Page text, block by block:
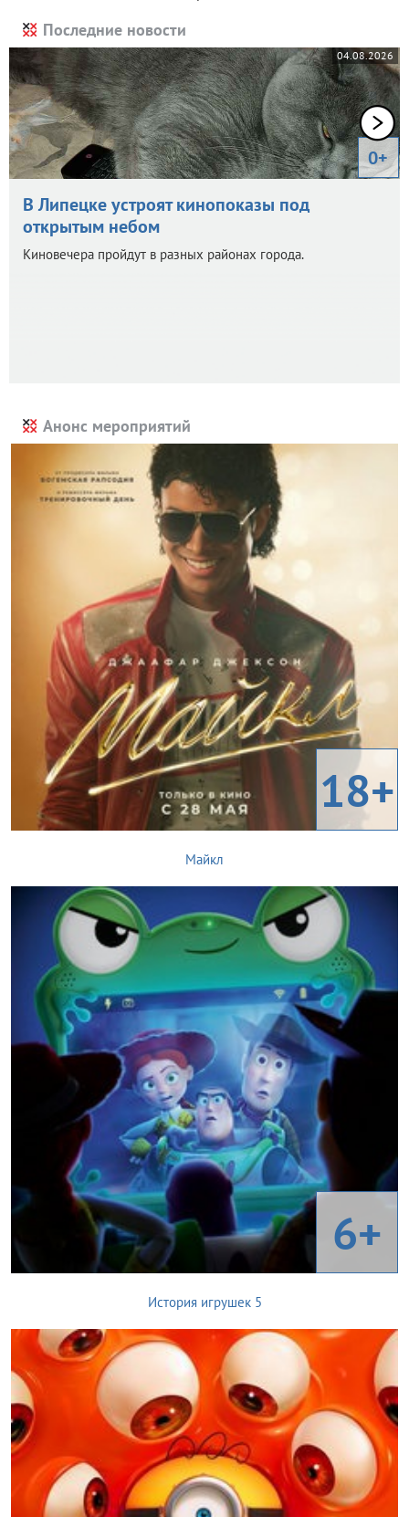
Последние новости
04.08.2026
0+
В Липецке устроят кинопоказы под
открытым небом
Киновечера пройдут в разных районах города.
Анонс мероприятий
18+
Майкл
6+
История игрушек 5